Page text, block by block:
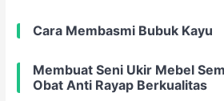
Cara Membasmi Bubuk Kayu
Membuat Seni Ukir Mebel
Obat Anti Rayap Berkualitas